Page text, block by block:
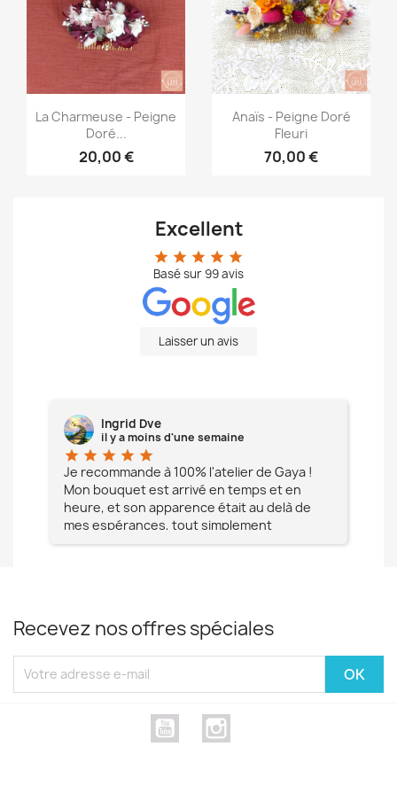
Aperçu rapide
La Charmeuse - Peigne
Doré...
20,00 €
Aperçu rapide
Anaïs - Peigne Doré
Fleuri
70,00 €
Excellent
star star star star star
Basé sur 99avis
Laisser un avis
Ingrid Dve
il y a moins d'une semaine
star star star star star
Je recommande à 100% l'atelier de Gaya !
Mon bouquet est arrivé en temps et en
heure, et son apparence était au delà de
mes espérances, tout simplement
Recevez nos offres spéciales
YouTube